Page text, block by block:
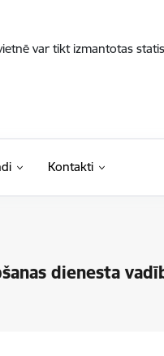
var tikt izmantotas
Kontakti
dienesta